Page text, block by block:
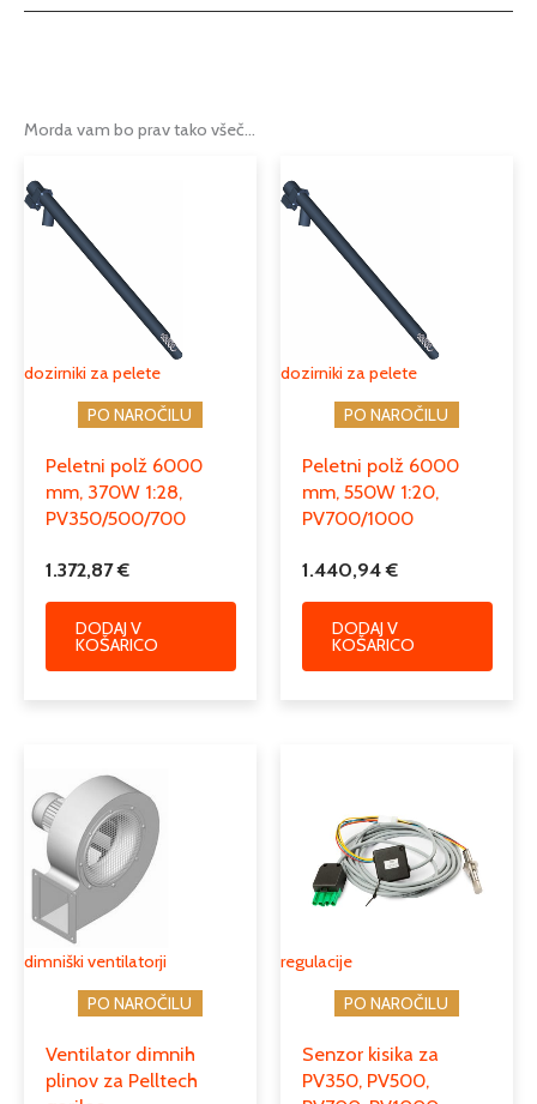
Morda vam bo prav tako všeč…
dozirniki za pelete
PO NAROČILU
Peletni polž 6000
mm, 370W 1:28,
PV350/500/700
1.372,87€
DODAJ V
KOŠARICO
dozirniki za pelete
PO NAROČILU
Peletni polž 6000
mm, 550W 1:20,
PV700/1000
1.440,94€
DODAJ V
KOŠARICO
dimniški ventilatorji
PO NAROČILU
Ventilator dimnih
plinov za Pelltech
od
2.405,35 €
do
3.290,34 €
regulacije
PO NAROČILU
Senzor kisika za
PV350, PV500,